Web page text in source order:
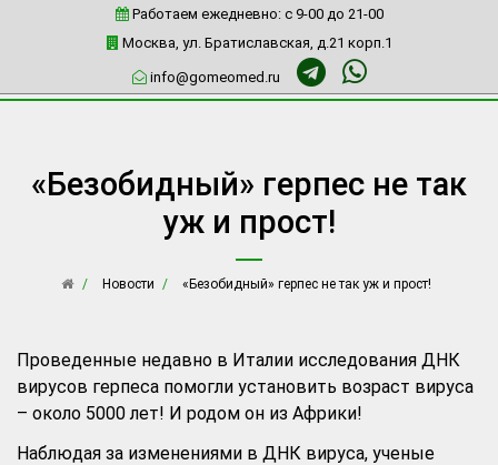
Работаем ежедневно: c 9-00 до 21-00
Москва, ул. Братиславская, д.21 корп.1
info@gomeomed.ru
«Безобидный» герпес не так
уж и прост!
Новости «Безобидный» герпес не так уж и прост!
Проведенные недавно в Италии исследования ДНК
вирусов герпеса помогли установить возраст вируса
– около 5000 лет! И родом он из Африки!
Наблюдая за изменениями в ДНК вируса, ученые